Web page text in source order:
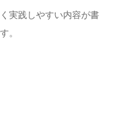
実践しやすい内容が書
。